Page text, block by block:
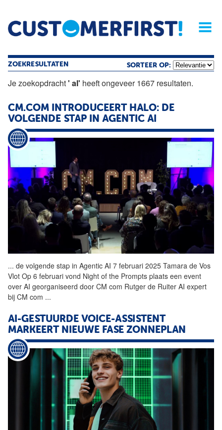
Home Opinie Archief
Magazine
ZOEKRESULTATEN SORTEER OP:
Je zoekopdracht' aI' heeft ongeveer 1667 resultaten.
CM.COM INTRODUCEERT HALO: DE
VOLGENDE STAP IN AGENTIC AI
... de volgende stap in Agentic AI 7 februari 2025 Tamara de Vos
Vlot Op 6 februari vond Night of the Prompts plaats een event
over AI georganiseerd door CM com Rutger de Ruiter AI expert
bij CM com ...
AI-GESTUURDE VOICE-ASSISTENT
MARKEERT NIEUWE FASE ZONNEPLAN